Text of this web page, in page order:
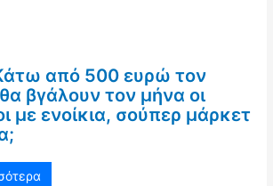
από 500 ευρώ τον
βγάλουν τον μήνα οι
με ενοίκια, σούπερ μάρκετ